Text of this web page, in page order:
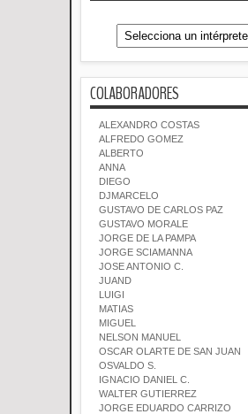
COLABORADORES
ALEXANDRO COSTAS
ALFREDO GOMEZ
ALBERTO
ANNA
DIEGO
DJMARCELO
GUSTAVO DE CARLOS PAZ
GUSTAVO MORALE
JORGE DE LA PAMPA
JORGE SCIAMANNA
JOSE ANTONIO C.
JUAND
LUIGI
MATIAS
MIGUEL
NELSON MANUEL
OSCAR OLARTE DE SAN JUAN
OSVALDO S.
IGNACIO DANIEL C.
WALTER GUTIERREZ
JORGE EDUARDO CARRIZO